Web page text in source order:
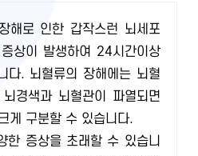
해로 인한 갑작스런 뇌세포
상이 발생하여 24시간이상
다. 뇌혈류의 장해에는 뇌혈
경색과 뇌혈관이 파열되면
게 구분할 수 있습니다.
한 증상을 초래할 수 있습니